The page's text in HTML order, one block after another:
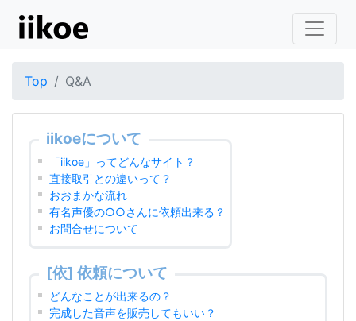
Top Q&A
iikoeについて
「iikoe」ってどんなサイト？
直接取引との違いって？
おおまかな流れ
有名声優の○○さんに依頼出来る？
お問合せについて
[依] 依頼について
どんなことが出来るの？
完成した音声を販売してもいい？